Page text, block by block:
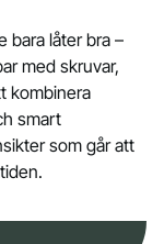
bara låter bra –
med skruvar,
kombinera
smart
som går att